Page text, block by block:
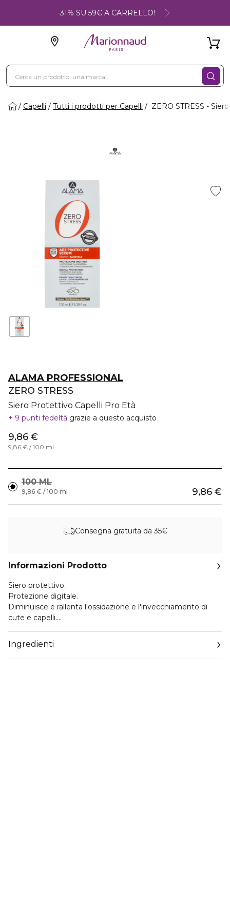
-31% SU 59€ A CARRELLO!
Capelli Tutti i prodotti per Capelli ZERO STRESS -
ALAMA PROFESSIONAL
ZERO STRESS
Siero Protettivo Capelli Pro Età
9 punti fedeltà grazie a questo acquisto
9,86 €
9,86 € / 100 ml
100 ML
9,86 €
9,86 € / 100 ml
Consegna gratuita da 35€
Informazioni Prodotto
Siero protettivo.
Protezione digitale.
Diminuisce e rallenta l'ossidazione e l'invecchiamento di
cute e capelli.
Ingredienti